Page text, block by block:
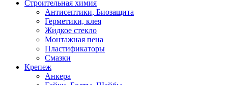
Строительная химия
Антисептики, Биозащита
Герметики, клея
Жидкое стекло
Монтажная пена
Пластификаторы
Смазки
Крепеж
Анкера